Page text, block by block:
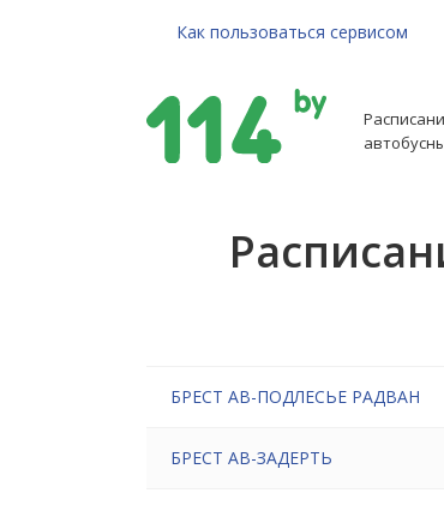
Как пользоваться сервисом
БРЕСТ АВ-ПОДЛЕСЬЕ РАДВАН
БРЕСТ АВ-ЗАДЕРТЬ